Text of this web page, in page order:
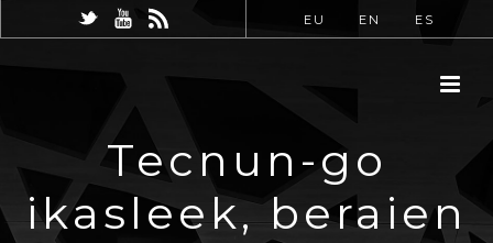
EU EN ES
Tecnun-go
ikasleek, beraien